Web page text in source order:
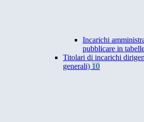
Incarichi
pubblicare in
Titolari di incarichi
generali) 10